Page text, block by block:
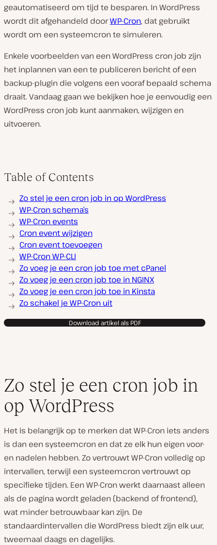
geautomatiseerd om tijd te besparen. In WordPress
wordt dit afgehandeld doorWP-Cron, dat gebruikt
wordt om een systeemcron te simuleren.
Enkele voorbeelden van een WordPress cron job zijn
het inplannen van een te publiceren bericht of een
backup-plugin die volgens een vooraf bepaald schema
draait. Vandaag gaan we bekijken hoe je eenvoudig een
WordPress cron job kunt aanmaken, wijzigen en
uitvoeren.
Table of Contents
Zo stel je een cron job in op WordPress
WP-Cron schema’s
WP-Cron events
Cron event wijzigen
Cron event toevoegen
WP-Cron WP-CLI
Zo voeg je een cron job toe met cPanel
Zo voeg je een cron job toe in NGINX
Zo voeg je een cron job toe in Kinsta
Zo schakel je WP-Cron uit
Download artikel als PDF
Zo stel je een cron job in
op WordPress
Het is belangrijk op te merken dat WP-Cron iets anders
is dan een systeemcron en dat ze elk hun eigen voor-
en nadelen hebben. Zo vertrouwt WP-Cron volledig op
intervallen, terwijl een systeemcron vertrouwt op
specifieke tijden. Een WP-Cron werkt daarnaast alleen
als de pagina wordt geladen (backend of frontend),
wat minder betrouwbaar kan zijn. De
standaardintervallen die WordPress biedt zijn elk uur,
tweemaal daags en dagelijks.